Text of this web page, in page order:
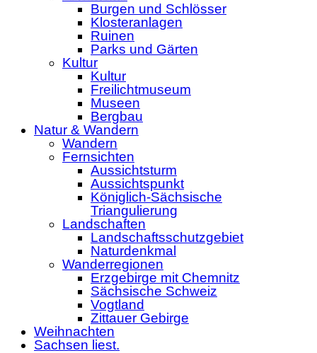
Burgen und Schlösser
Klosteranlagen
Ruinen
Parks und Gärten
Kultur
Kultur
Freilichtmuseum
Museen
Bergbau
Natur & Wandern
Wandern
Fernsichten
Aussichtsturm
Aussichtspunkt
Königlich-Sächsische
Triangulierung
Landschaften
Landschaftsschutzgebiet
Naturdenkmal
Wanderregionen
Erzgebirge mit Chemnitz
Sächsische Schweiz
Vogtland
Zittauer Gebirge
Weihnachten
Sachsen liest.